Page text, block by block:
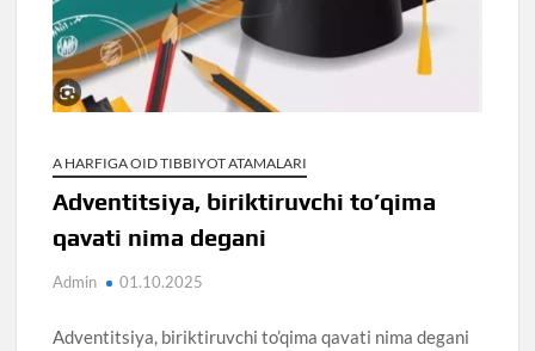
A HARFIGA OID TIBBIYOT ATAMALARI
Adventitsiya, biriktiruvchi to’qima
qavati nima degani
Admin 01.10.2025
Adventitsiya, biriktiruvchi to’qima qavati nima degani